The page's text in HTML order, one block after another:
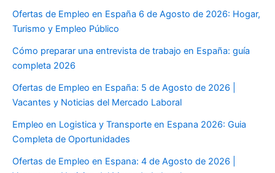
Ofertas de Empleo en España 6 de Agosto de 2026: Hogar,
Turismo y Empleo Público
Cómo preparar una entrevista de trabajo en España: guía
completa 2026
Ofertas de Empleo en España: 5 de Agosto de 2026 |
Vacantes y Noticias del Mercado Laboral
Empleo en Logistica y Transporte en Espana 2026: Guia
Completa de Oportunidades
Ofertas de Empleo en Espana: 4 de Agosto de 2026 |